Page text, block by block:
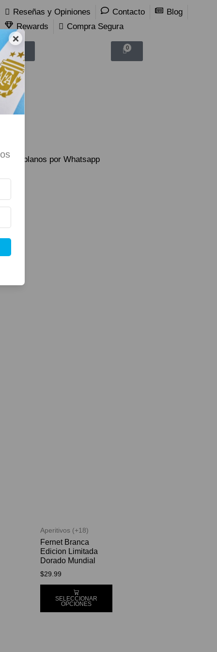
×
Reseñas y Opiniones Contacto
Blog
Rewards
Compra Segura
0
Hablanos por Whatsapp
Aperitivos (+18)
Fernet Branca
Edicion Limitada
Dorado Mundial
$29.99
SELECCIONAR
OPCIONES